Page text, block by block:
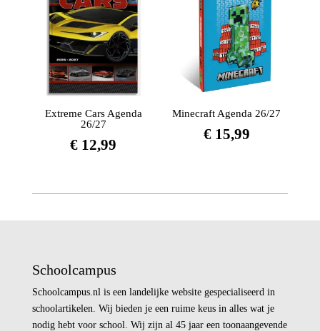
Extreme Cars Agenda
26/27
€ 12,99
Minecraft Agenda 26/27
€15,99
Schoolcampus
Schoolcampus.nl is een landelijke website gespecialiseerd in
schoolartikelen. Wij bieden je een ruime keus in alles wat je
nodig hebt voor school. Wij zijn al 45 jaar een toonaangevende